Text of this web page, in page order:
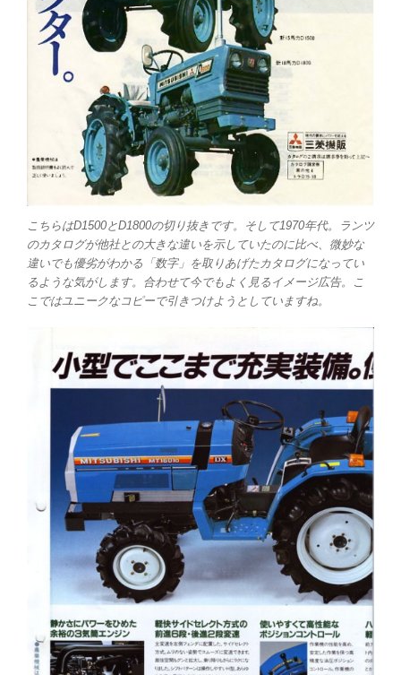
こちらはD1500とD1800の切り抜きです。そして1970年代。ランツ
のカタログが他社との大きな違いを示していたのに比べ、微妙な
違いでも優劣がわかる「数字」を取りあげたカタログになってい
るような気がします。合わせて今でもよく見るイメージ広告。こ
こではユニークなコピーで引きつけようとしていますね。